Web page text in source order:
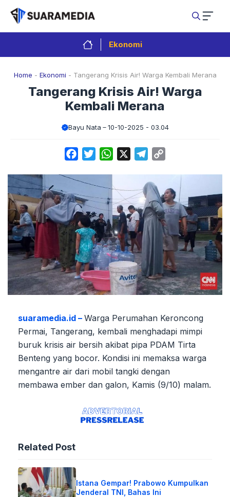
Langsung
isi
Ekonomi
Home - Ekonomi - Tangerang Krisis Air! Warga Kembali Merana
Tangerang Krisis Air! Warga
Kembali Merana
Bayu Nata 10-10-2025 - 03.04
FacebookTwitterWhatsApp Telegram
suaramedia.id – Warga Perumahan Keroncong
Permai, Tangerang, kembali menghadapi mimpi
buruk krisis air bersih akibat pipa PDAM Tirta
Benteng yang bocor. Kondisi ini memaksa warga
mengantre air dari mobil tangki dengan
membawa ember dan galon, Kamis (9/10) malam.
Related Post
Istana Gempar! Prabowo Kumpulkan
Jenderal TNI, Bahas Ini